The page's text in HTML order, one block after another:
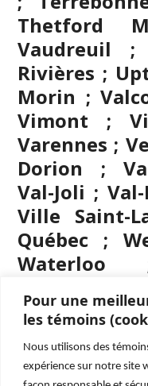
Pour une
les témoins
Nous utilisons des
expérience sur notre site
Thetford
Vaudreuil
Rivières ;
Morin ;
Vimont ;
Varennes ;
Dorion ;
Val-Joli ;
Ville Saint-
Québec ;
Westmount
Wolinak ;